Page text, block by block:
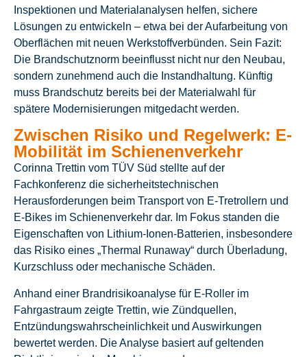
Inspektionen und Materialanalysen helfen, sichere
Lösungen zu entwickeln – etwa bei der Aufarbeitung von
Oberflächen mit neuen Werkstoffverbünden. Sein Fazit:
Die Brandschutznorm beeinflusst nicht nur den Neubau,
sondern zunehmend auch die Instandhaltung. Künftig
muss Brandschutz bereits bei der Materialwahl für
spätere Modernisierungen mitgedacht werden.
Zwischen Risiko und Regelwerk: E-
Mobilität im Schienenverkehr
Corinna Trettin vom TÜV Süd stellte auf der
Fachkonferenz die sicherheitstechnischen
Herausforderungen beim Transport von E-Tretrollern und
E-Bikes im Schienenverkehr dar. Im Fokus standen die
Eigenschaften von Lithium-Ionen-Batterien, insbesondere
das Risiko eines „Thermal Runaway“ durch Überladung,
Kurzschluss oder mechanische Schäden.
Anhand einer Brandrisikoanalyse für E-Roller im
Fahrgastraum zeigte Trettin, wie Zündquellen,
Entzündungswahrscheinlichkeit und Auswirkungen
bewertet werden. Die Analyse basiert auf geltenden